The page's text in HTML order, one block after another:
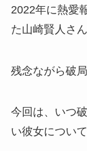
2022年に熱愛
た山崎賢人さ
残念ながら破
今回は、いつ
い彼女につい